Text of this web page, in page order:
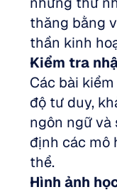
thăng bằng
thần kinh
Kiểm tra
Các bài
độ tư duy,
ngôn ngữ và
định các mô
thể.
Hình ảnh